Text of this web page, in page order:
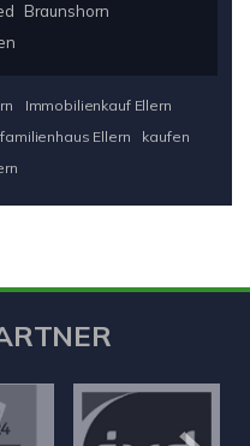
Braunshorn
Immobilienkauf Ellern
Ellern
kaufen